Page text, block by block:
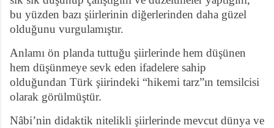
bu yüzden bazı şiirlerinin diğerlerinden daha güzel
olduğunu vurgulamıştır.
Anlamı ön planda tuttuğu şiirlerinde hem düşünen
hem düşünmeye sevk eden ifadelere sahip
olduğundan Türk şiirindeki “hikemi tarz”ın temsilcisi
olarak görülmüştür.
Nâbi’nin didaktik nitelikli şiirlerinde mevcut dünya ve